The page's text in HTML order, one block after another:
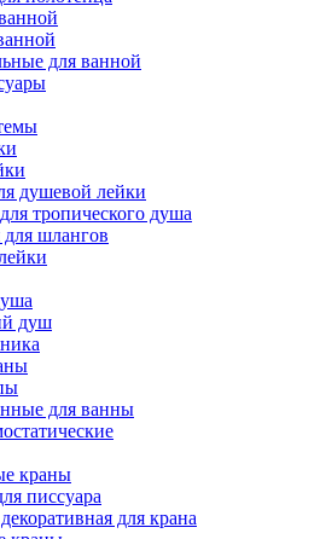
для ванной
душевой лейки
тропического душа
шлангов
душ
для ванны
краны
писсуара
для крана